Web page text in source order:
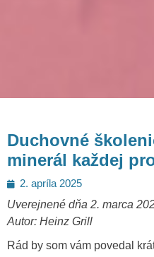
Duchovné
minerál každej
Posted
on
2. apríla 2025
Uverejnené dňa 2. marca
Autor: Heinz Grill
Rád by som vám povedal